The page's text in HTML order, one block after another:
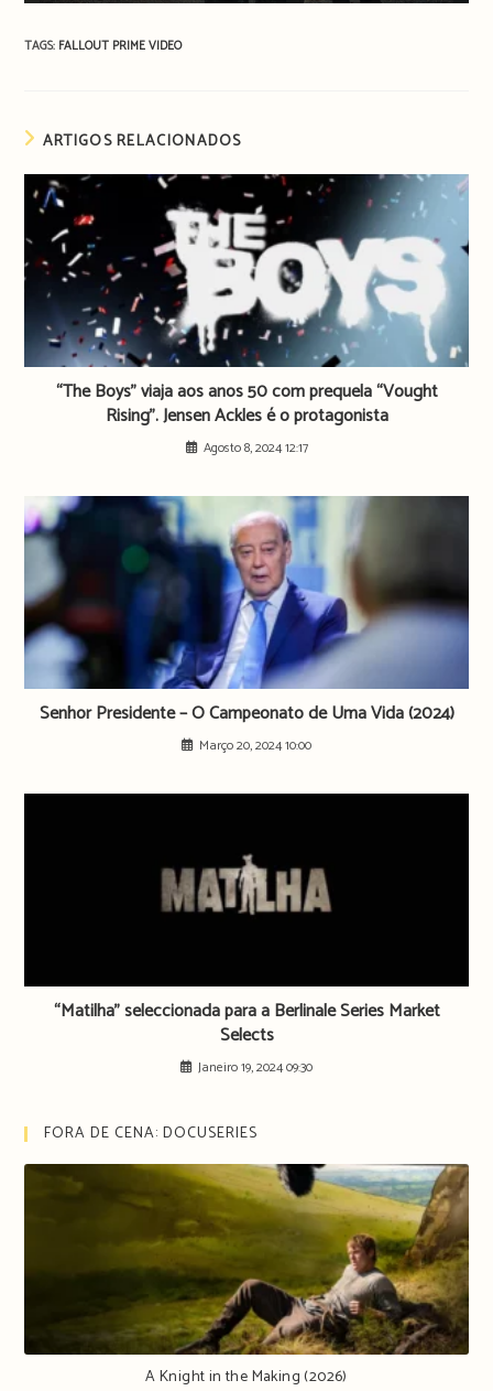
TAGS: FALLOUT PRIME VIDEO
ARTIGOS RELACIONADOS
“The Boys” viaja aos anos 50 com prequela “Vought
Rising”. Jensen Ackles é o protagonista
Agosto 8, 2024 12:17
Senhor Presidente – O Campeonato de Uma Vida (2024)
Março 20, 2024 10:00
“Matilha” seleccionada para a Berlinale Series Market
Selects
Janeiro 19, 2024 09:30
FORA DE CENA: DOCUSERIES
A Knight in the Making (2026)